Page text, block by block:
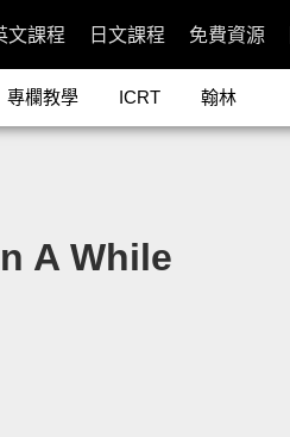
文課程 日文課程 免費資源
專欄教學 ICRT 翰林
A While